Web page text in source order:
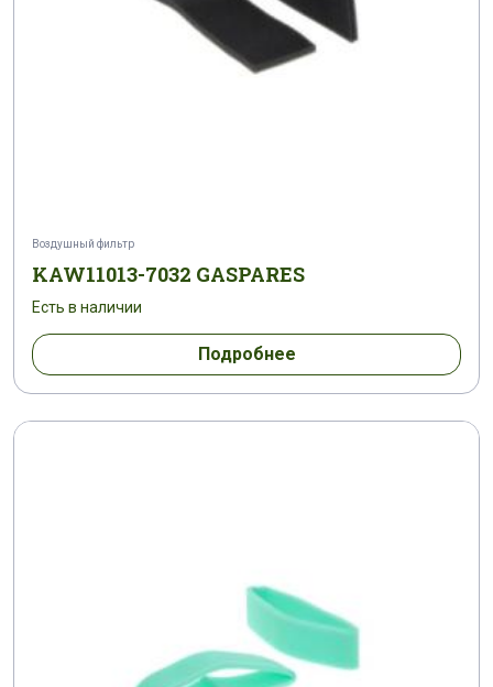
Воздушный фильтр
KAW11013-7032 GASPARES
Есть в наличии
Подробнее